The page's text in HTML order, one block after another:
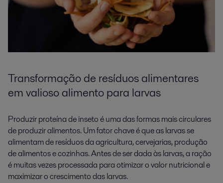
Transformação de resíduosalimentares
em valiosoalimento para larvas
Produzir proteína de inseto é uma das formas mais circulares
de produzir alimentos. Um fator chave é que as larvas se
alimentam de resíduos da agricultura, cervejarias, produção
de alimentos e cozinhas. Antes de ser dada às larvas, a ração
é muitas vezes processada para otimizar o valor nutricional e
maximizar o crescimento das larvas.